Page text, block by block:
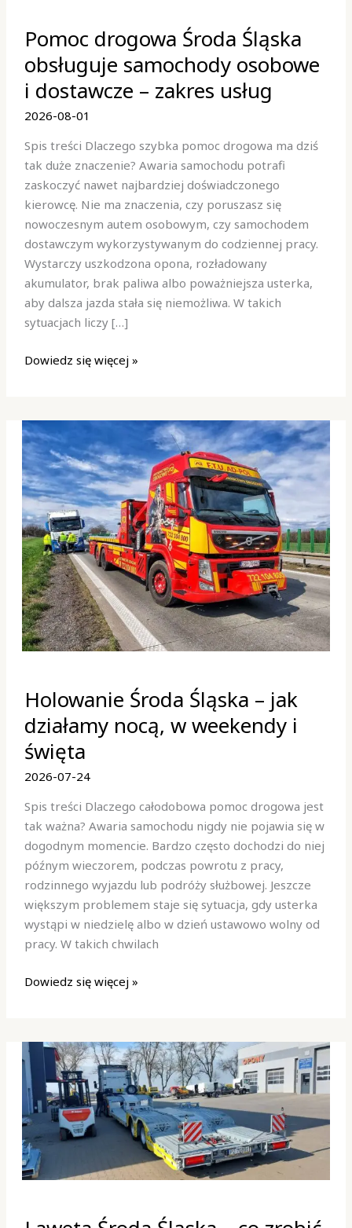
Pomoc drogowa Środa Śląska
obsługuje samochody osobowe
i dostawcze – zakres usług
2026-08-01
Spis treści Dlaczego szybka pomoc drogowa ma dziś
tak duże znaczenie? Awaria samochodu potrafi
zaskoczyć nawet najbardziej doświadczonego
kierowcę. Nie ma znaczenia, czy poruszasz się
nowoczesnym autem osobowym, czy samochodem
dostawczym wykorzystywanym do codziennej pracy.
Wystarczy uszkodzona opona, rozładowany
akumulator, brak paliwa albo poważniejsza usterka,
aby dalsza jazda stała się niemożliwa. W takich
sytuacjach liczy […]
drogowa
Środa
Śląska
obsługuje
samochody
i
dostawcze
–
zakres
usług
Dowiedz się więcej »
Holowanie Środa Śląska – jak
działamy nocą, w weekendy i
święta
2026-07-24
Spis treści Dlaczego całodobowa pomoc drogowa jest
tak ważna? Awaria samochodu nigdy nie pojawia się w
dogodnym momencie. Bardzo często dochodzi do niej
późnym wieczorem, podczas powrotu z pracy,
rodzinnego wyjazdu lub podróży służbowej. Jeszcze
większym problemem staje się sytuacja, gdy usterka
wystąpi w niedzielę albo w dzień ustawowo wolny od
pracy. W takich chwilach
Środa
Śląska
–
jak
działamy
w
weekendy
i
święta
Dowiedz się więcej »